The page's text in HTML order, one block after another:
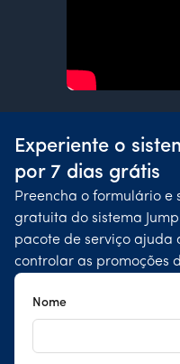
Experiente o
por 7 dias grátis
Preencha o formulário e
gratuita do sistema
pacote de serviço ajuda
controlar as promoções
Nome